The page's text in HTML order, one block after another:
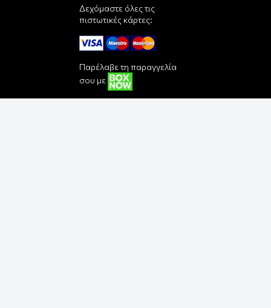
Δεχόμαστε όλες τις
πιστωτικές κάρτες:
Παρέλαβε τη παραγγελία
σου με